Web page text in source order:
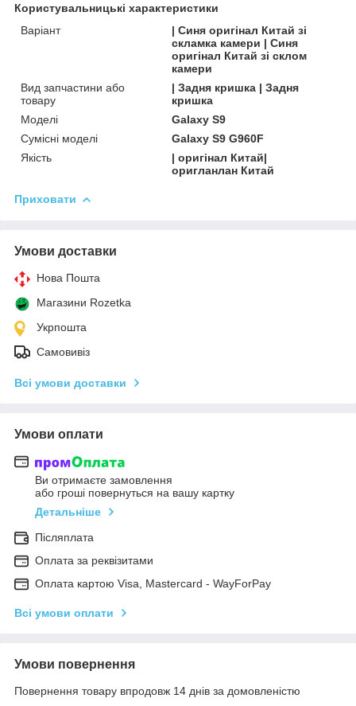
Користувальницькі характеристики
Варіант
| Синя оригінал Китай зі
скламка камери | Синя
оригінал Китай зі склом
камери
Вид запчастини або
товару
| Задня кришка | Задня
кришка
Моделі
Galaxy S9
Сумісні моделі
Galaxy S9 G960F
Якість
| оригінал Китай|
оригланлан Китай
Приховати
Умови доставки
Нова Пошта
Магазини Rozetka
Укрпошта
Самовивіз
Всі умови доставки
Умови оплати
Ви отримаєте замовлення
або гроші повернуться на вашу картку
Детальніше
Післяплата
Оплата за реквізитами
Оплата картою Visa, Mastercard - WayForPay
Всі умови оплати
Умови повернення
Повернення товару впродовж 14 днів за домовленістю